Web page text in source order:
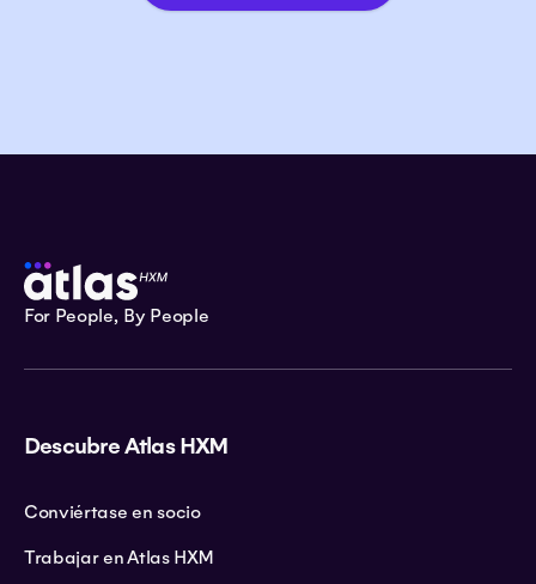
For People, By People
Descubre Atlas HXM
Conviértase en socio
Trabajar en Atlas HXM